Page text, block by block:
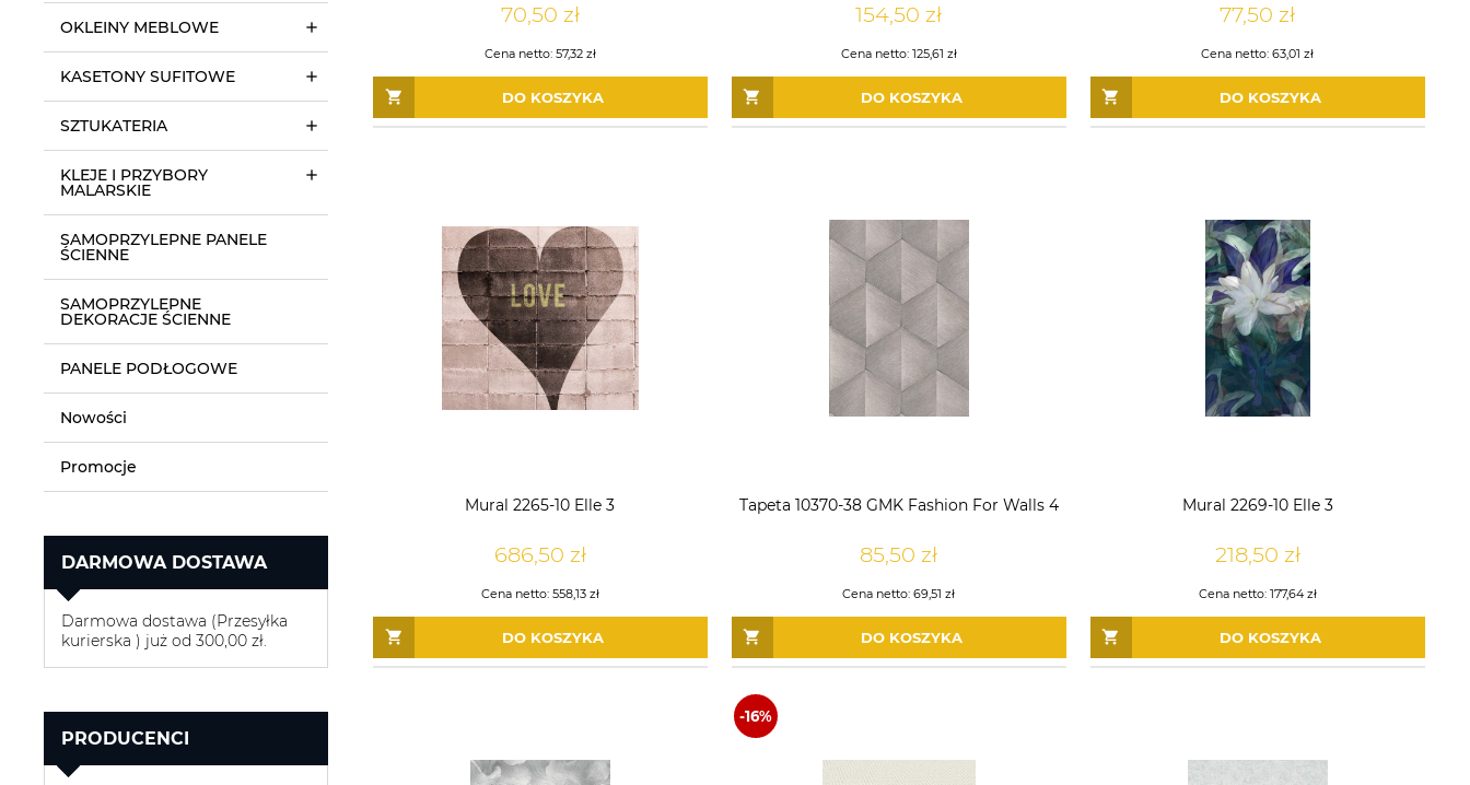
OKLEINY MEBLOWE
KASETONY SUFITOWE
SZTUKATERIA
KLEJE I PRZYBORY
MALARSKIE
SAMOPRZYLEPNE PANELE
ŚCIENNE
SAMOPRZYLEPNE
DEKORACJE ŚCIENNE
PANELE PODŁOGOWE
Nowości
Promocje
DARMOWA DOSTAWA
Darmowa dostawa (Przesyłka
kurierska ) już od 300,00 zł.
PRODUCENCI
70,50 zł
Cena netto: 57,32 zł
DO KOSZYKA
154,50 zł
Cena netto: 125,61 zł
DO KOSZYKA
77,50 zł
Cena netto:63,01 zł
DO KOSZYKA
Mural 2265-10 Elle 3
686,50 zł
Cena netto: 558,13 zł
DO KOSZYKA
Tapeta 10370-38 GMK Fashion For Walls 4
85,50 zł
Cena netto:69,51 zł
DO KOSZYKA
Mural 2269-10 Elle 3
218,50 zł
Cena netto: 177,64 zł
DO KOSZYKA